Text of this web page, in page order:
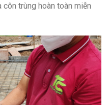
trùng hoàn toàn miễn